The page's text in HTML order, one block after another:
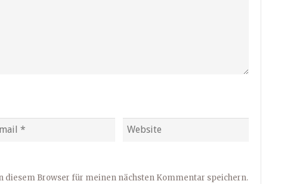
diesem Browser für meinen nächsten Kommentar speichern.